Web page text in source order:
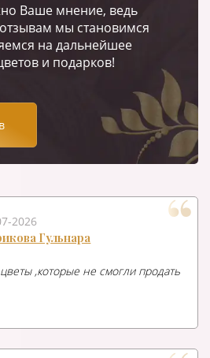
Ваше мнение, ведь
мы становимся
на дальнейшее
и подарков!
2026
Гульнара
,которые не смогли продать